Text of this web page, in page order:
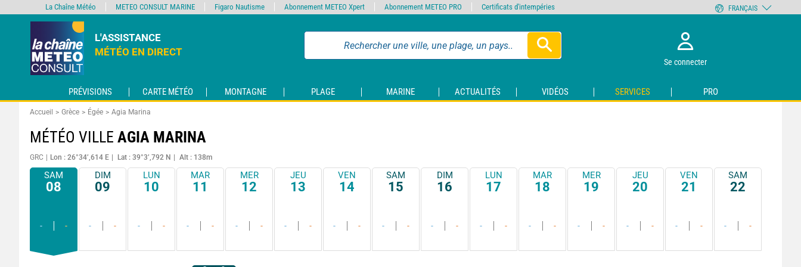
L'ASSISTANCE
MÉTÉO EN DIRECT
Se connecter
PRÉVISIONS CARTE MÉTÉO MONTAGNE PLAGE MARINE ACTUALITÉS VIDÉOS SERVICES PRO
Accueil Grèce Égée Agia Marina
MÉTÉO VILLE AGIA MARINA
GRC Lon : 26°34’,614 E Lat : 39°3’,792 N Alt : 138m
SAM
08
- -
DIM
09
- -
LUN
10
- -
MAR
11
- -
MER
12
- -
JEU
13
- -
VEN
14
- -
SAM
15
- -
DIM
16
- -
LUN
17
- -
MAR
18
- -
MER
19
- -
JEU
20
- -
VEN
21
- -
SAM
22
- -
La Chaîne Météo METEO CONSULT MARINE Figaro Nautisme Abonnement METEO Xpert Abonnement METEO PRO Certificats d'intempéries FRANÇAIS